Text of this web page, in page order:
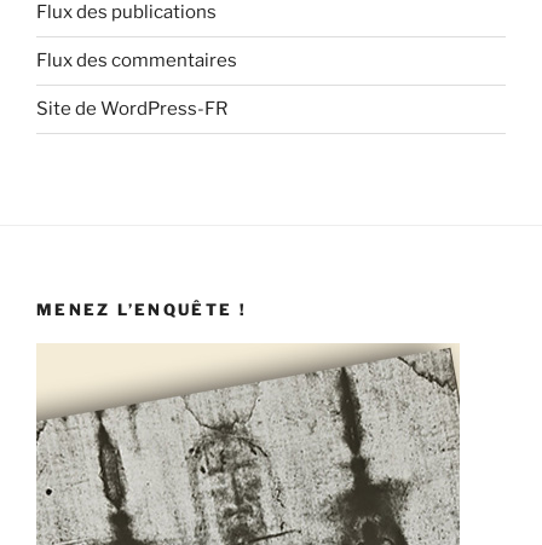
Flux des publications
Flux des commentaires
Site de WordPress-FR
MENEZ L’ENQUÊTE !